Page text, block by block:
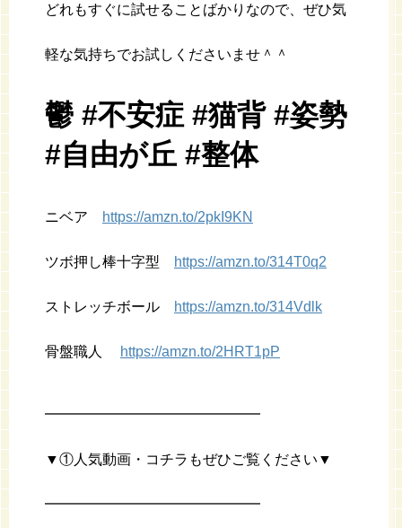
どれもすぐに試せることばかりなので、ぜひ気
軽な気持ちでお試しくださいませ＾＾
鬱 #不安症 #猫背 #姿勢
#自由が丘 #整体‬
ニベア https://amzn.to/2pkI9KN
ツボ押し棒十字型 https://amzn.to/314T0q2
ストレッチボール https://amzn.to/314Vdlk
骨盤職人 https://amzn.to/2HRT1pP
━━━━━━━━━━━━━━━
▼①人気動画・コチラもぜひご覧ください▼
━━━━━━━━━━━━━━━